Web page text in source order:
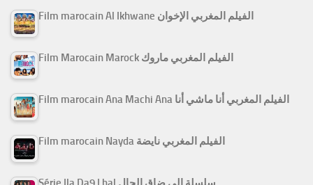
Film marocain Al Ikhwane الفيلم المغربي الإخوان
Film Marocain Marock الفيلم المغربي ماروك
Film marocain Ana Machi Ana الفيلم المغربي أنا ماشي أنا
Film marocain Nayda الفيلم المغربي نايضة